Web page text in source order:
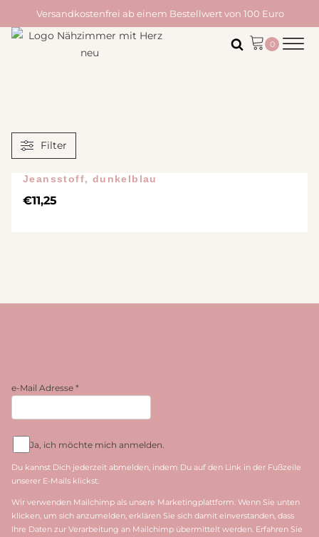
Versandkostenfrei ab einem Bestellwert von 100 Euro
Filter
Jeansstoff, dunkelblau
€11,25
e-Mail Adresse *
Ja, ich möchte mich anmelden.
Du kannst Dich jederzeit abmelden, indem Du auf den Link in der Fußzeile
unserer E-Mails klickst.
Wir verwenden Mailchimp als unsere Marketingplattform. Wenn Sie unten
klicken, um sich anzumelden, erklären Sie sich damit einverstanden, dass
Ihre Daten zur Verarbeitung an Mailchimp übermittelt werden. Erfahren Sie